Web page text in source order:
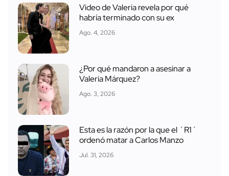
Video de Valeria revela por qué
habría terminado con su ex
Ago. 4, 2026
¿Por qué mandaron a asesinar a
Valeria Márquez?
Ago. 3, 2026
Esta es la razón por la que el ´R1´
ordenó matar a Carlos Manzo
Jul. 31, 2026